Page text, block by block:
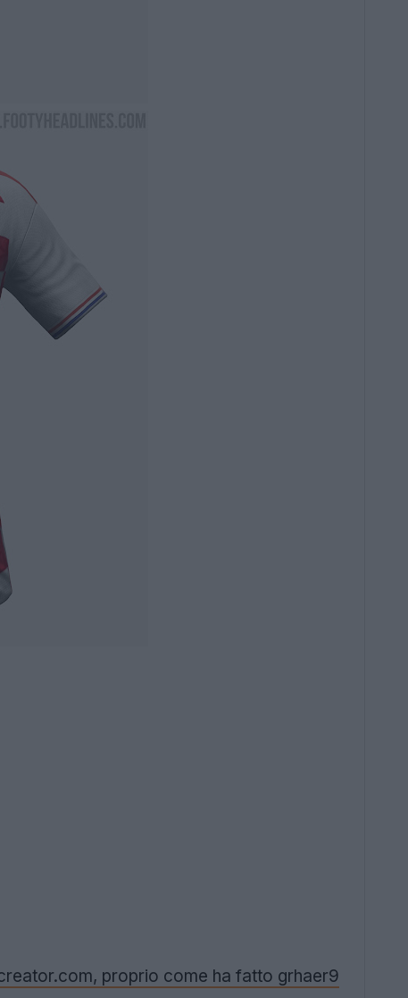
proprio come ha fatto grhaer9